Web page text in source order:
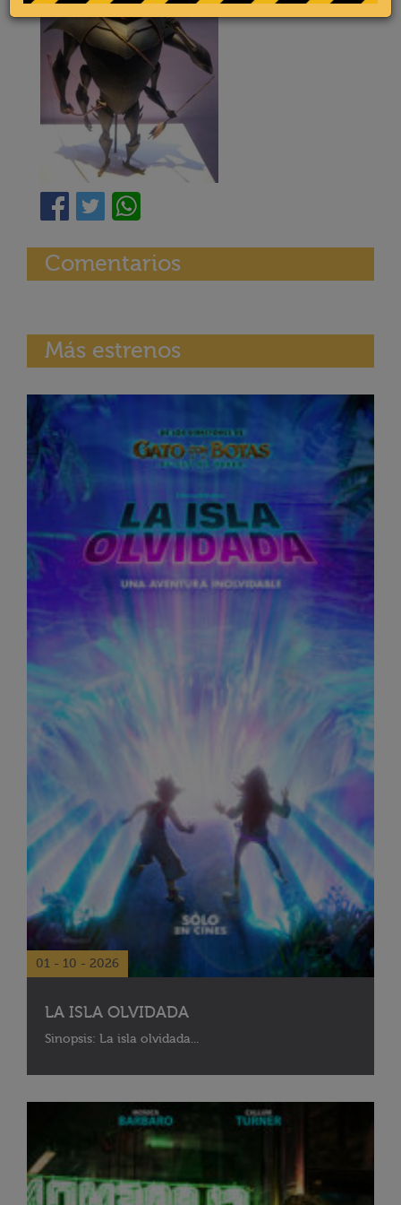
Comentarios
Más estrenos
01 - 10 - 2026
LA ISLA OLVIDADA
Sinopsis: La isla olvidada...